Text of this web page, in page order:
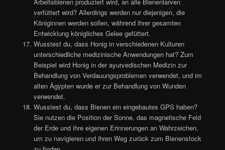
verfüttert wird? Allerdings werden nur diejenigen, die
Königinnen werden sollen, während ihrer gesamten
Entwicklung königliches Gelee gefüttert.
Wusstest du, dass Honig in verschiedenen Kulturen
unterschiedliche medizinische Anwendungen hat? Zum
Beispiel wird Honig in der ayurvedischen Medizin zur
Behandlung von Verdauungsproblemen verwendet, und im
alten Ägypten wurde er zur Behandlung von Wunden
verwendet.
Wusstest du, dass Bienen ein eingebautes GPS haben?
Sie nutzen die Position der Sonne, das magnetische Feld
der Erde und ihre eigenen Erinnerungen an Wahrzeichen,
um zu navigieren und ihren Weg zurück zum Bienenstock